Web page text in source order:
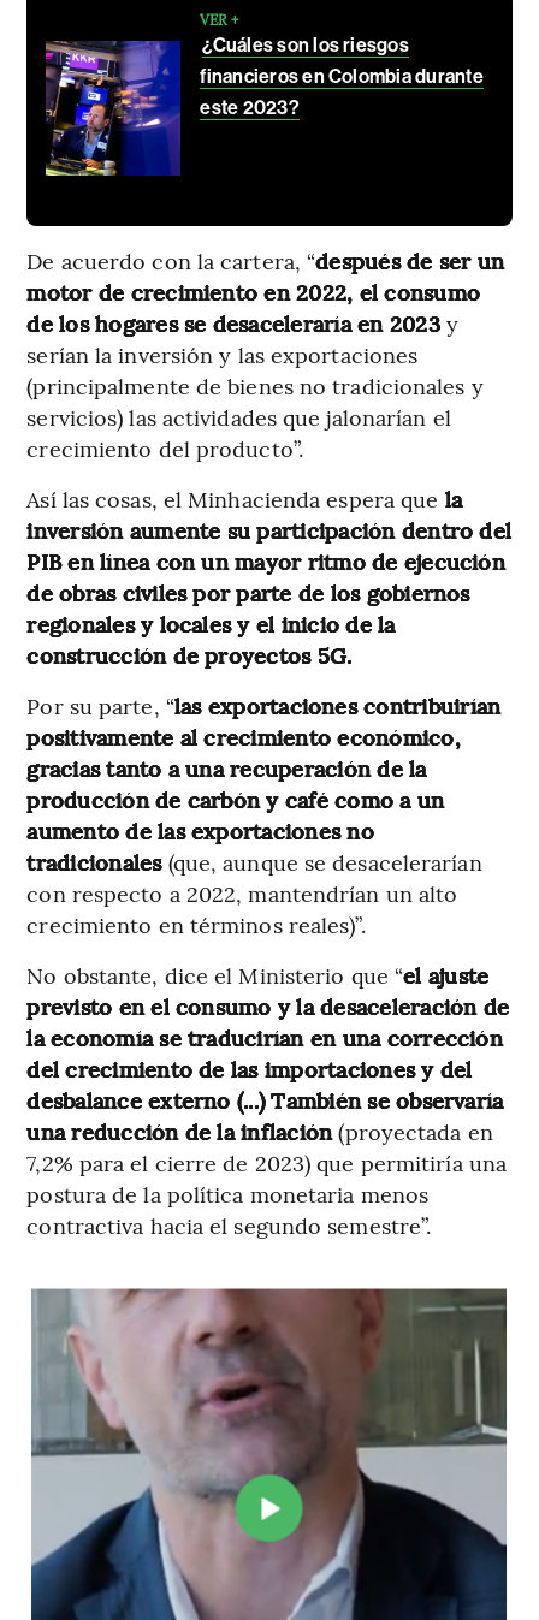
VER +
¿Cuáles son los riesgos
financieros en Colombia durante
este 2023?
De acuerdo con la cartera, “después de ser un
motor de crecimiento en 2022, el consumo
de los hogares se desaceleraría en 2023y
serían la inversión y las exportaciones
(principalmente de bienes no tradicionales y
servicios) las actividades que jalonarían el
crecimiento del producto”.
Así las cosas, el Minhacienda espera que la
inversión aumente su participación dentro del
PIB en línea con un mayor ritmo de ejecución
de obras civiles por parte de los gobiernos
regionales y locales y el inicio de la
construcción de proyectos 5G.
Por su parte, “las exportaciones contribuirían
positivamente al crecimiento económico,
gracias tanto a una recuperación de la
producción de carbón y café como a un
aumento de las exportaciones no
tradicionales(que, aunque se desacelerarían
con respecto a 2022, mantendrían un alto
crecimiento en términos reales)”.
No obstante, dice el Ministerio que “el ajuste
previsto en el consumo y la desaceleración de
la economía se traducirían en una corrección
del crecimiento de las importaciones y del
desbalance externo (...) También se observaría
una reducción de la inflación(proyectada en
7,2% para el cierre de 2023) que permitiría una
postura de la política monetaria menos
contractiva hacia el segundo semestre”.